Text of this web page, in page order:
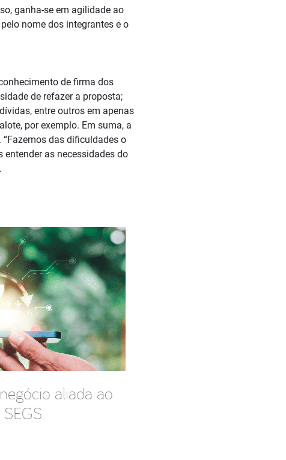
ganha-se em agilidade ao
nome dos integrantes e o
de firma dos
de refazer a proposta;
entre outros em apenas
por exemplo. Em suma, a
das dificuldades o
as necessidades do
aliada ao